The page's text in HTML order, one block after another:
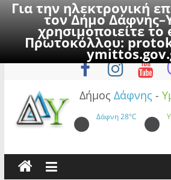
Για την ηλεκτρονική
τον Δήμο
χρησιμοποιείτε
Πρωτοκόλλου:
to
Πέμπτη, 6 Αυγούστου
Δήμος Δάφνης -
Δάφνη28°C